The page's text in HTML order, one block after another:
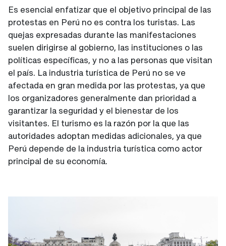
Es esencial enfatizar que el objetivo principal de las
protestas en Perú no es contra los turistas. Las
quejas expresadas durante las manifestaciones
suelen dirigirse al gobierno, las instituciones o las
políticas específicas, y no a las personas que visitan
el país. La industria turística de Perú no se ve
afectada en gran medida por las protestas, ya que
los organizadores generalmente dan prioridad a
garantizar la seguridad y el bienestar de los
visitantes. El turismo es la razón por la que las
autoridades adoptan medidas adicionales, ya que
Perú depende de la industria turística como actor
principal de su economía.